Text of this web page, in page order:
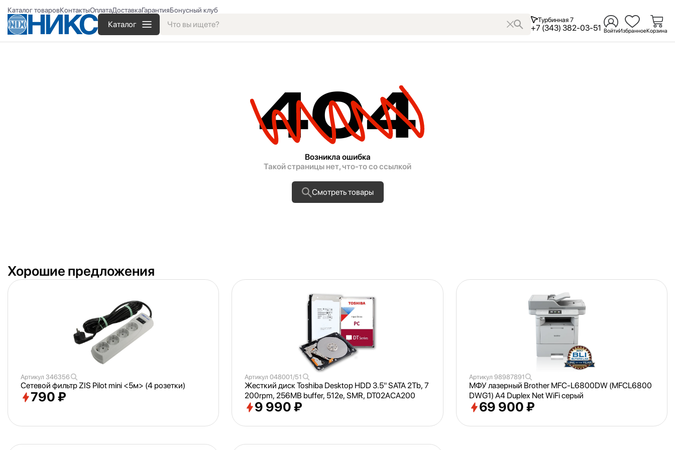
Каталог товаровКонтактыОплатаДоставкаГарантияБонусный клуб
Каталог Турбинная 7
+7 (343) 382-03-51 ВойтиИзбранноеКорзина
404
Возникла ошибка
Такой страницы нет, что-то со ссылкой
Смотреть товары
Хорошие предложения
Артикул 346356
Сетевой фильтр ZIS Pilot mini <5м> (4 розетки)
790 ₽
Артикул048001/51
Жесткий диск Toshiba Desktop HDD 3.5" SATA 2Tb, 7
200rpm, 256MB buffer, 512e, SMR, DT02ACA200
9 990 ₽
Артикул 98987891
МФУ лазерный Brother MFC-L6800DW (MFCL6800
DWG1) A4 Duplex Net WiFi серый
69 900 ₽